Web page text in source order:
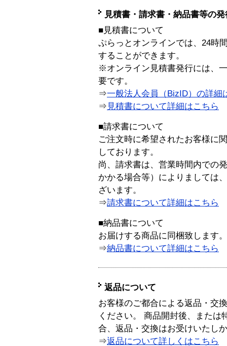
見積書・請求書・納品書等の
■見積書について
ぷらっとオンラインでは、24時
することができます。
※オンライン見積書発行には、
要です。
⇒一般法人会員（BizID）の詳細
⇒ 見積書について詳細はこちら
■請求書について
ご注文時に希望されたお客様に
しております。
尚、請求書は、営業時間内での
かかる場合等）によりましては
ざいます。
⇒請求書について詳細はこちら
■納品書について
お届けする商品に同梱致します。
⇒納品書について詳細はこちら
返品について
お客様のご都合による返品・交
ください。 商品開封後、または
合、返品・交換はお受けいたし
⇒返品について詳しくはこちら